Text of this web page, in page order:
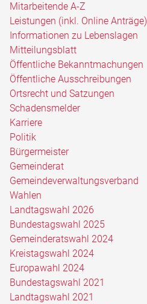
Mitarbeitende A-Z
Leistungen (inkl. Online Anträge)
Informationen zu Lebenslagen
Mitteilungsblatt
Öffentliche Bekanntmachungen
Öffentliche Ausschreibungen
Ortsrecht und Satzungen
Schadensmelder
Karriere
Politik
Bürgermeister
Gemeinderat
Gemeindeverwaltungsverband
Wahlen
Landtagswahl 2026
Bundestagswahl 2025
Gemeinderatswahl 2024
Kreistagswahl 2024
Europawahl 2024
Bundestagswahl 2021
Landtagswahl 2021